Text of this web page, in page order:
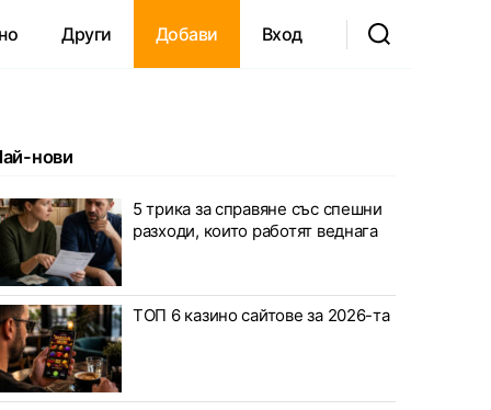
Други Добави Вход
нови
5 трика за справяне със спешни
разходи, които работят веднага
ТОП 6 казино сайтове за 2026-та